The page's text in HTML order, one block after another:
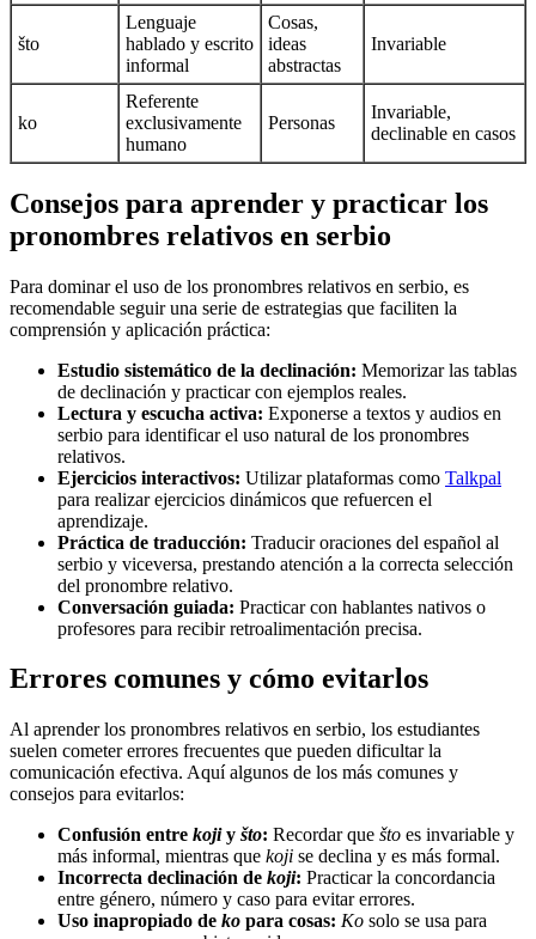
što
Lenguaje
hablado y escrito
informal
Cosas,
ideas
abstractas
Invariable
ko
Referente
exclusivamente
humano
Personas
Invariable,
declinable en casos
Consejos para aprender y practicar los
pronombres relativos en serbio
Para dominar el uso de los pronombres relativos en serbio, es
recomendable seguir una serie de estrategias que faciliten la
comprensión y aplicación práctica:
Estudio sistemático de la declinación: Memorizar las tablas
de declinación y practicar con ejemplos reales.
Lectura y escucha activa: Exponerse a textos y audios en
serbio para identificar el uso natural de los pronombres
relativos.
Ejercicios interactivos: Utilizar plataformas como Talkpal
para realizar ejercicios dinámicos que refuercen el
aprendizaje.
Práctica de traducción: Traducir oraciones del español al
serbio y viceversa, prestando atención a la correcta selección
del pronombre relativo.
Conversación guiada: Practicar con hablantes nativos o
profesores para recibir retroalimentación precisa.
Errores comunes y cómo evitarlos
Al aprender los pronombres relativos en serbio, los estudiantes
suelen cometer errores frecuentes que pueden dificultar la
comunicación efectiva. Aquí algunos de los más comunes y
consejos para evitarlos:
Confusión entre kojiy što: Recordar que što es invariable y
más informal, mientras que koji se declina y es más formal.
Incorrecta declinación de koji: Practicar la concordancia
entre género, número y caso para evitar errores.
Uso inapropiado de ko para cosas: Ko solo se usa para